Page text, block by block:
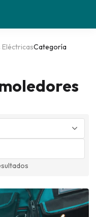
Categoría